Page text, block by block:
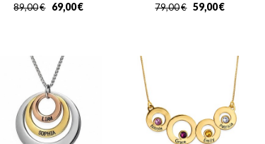
€
89,00 €
69,00
€
79,00 €
59,00